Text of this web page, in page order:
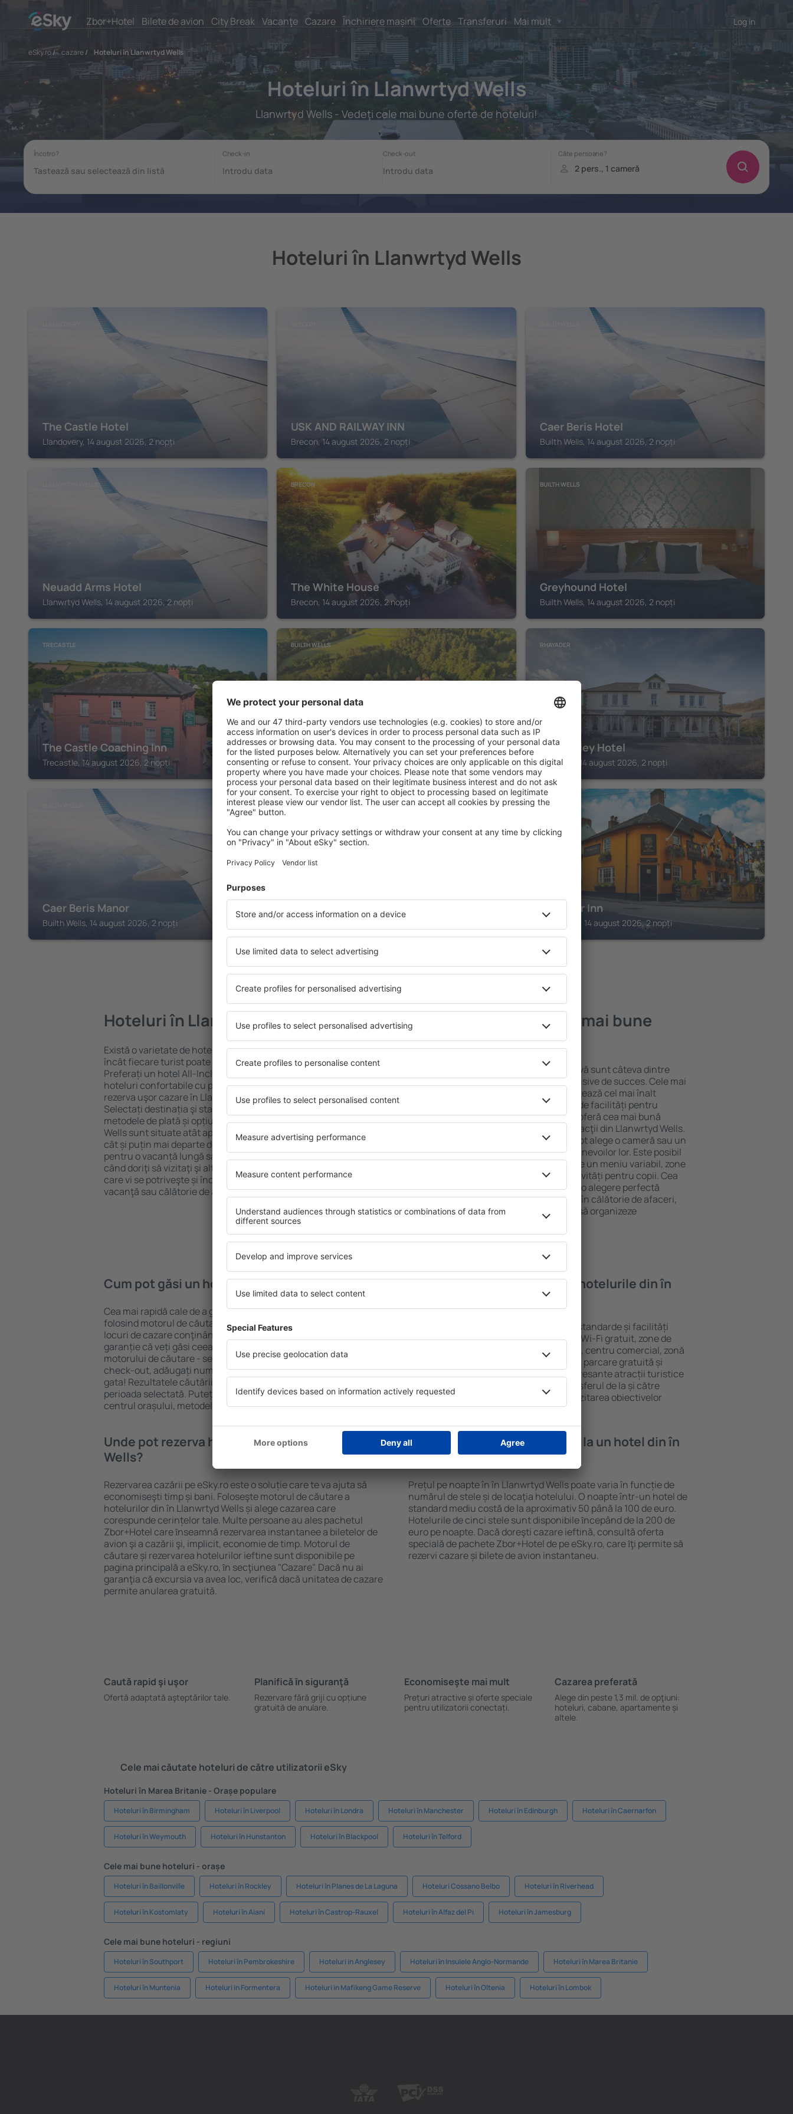
Zbor+Hotel Bilete de avion City Break Vacanţe Cazare Închiriere mașini Oferte Transferuri Mai mult Log in
eSky.ro/ cazare/ Hoteluri în Llanwrtyd Wells
Hoteluri în Llanwrtyd Wells
Llanwrtyd Wells - Vedeţi cele mai bune oferte de hoteluri!
Hoteluri în Llanwrtyd Wells
The Castle Hotel
Llandovery, 14 august 2026, 2 nopți
USK AND RAILWAY INN
Brecon, 14 august 2026, 2 nopți
Caer Beris Hotel
Builth Wells, 14 august 2026, 2 nopți
Neuadd Arms Hotel
Llanwrtyd Wells, 14 august 2026, 2 nopți
BRECON
The White House
Brecon, 14 august 2026, 2 nopți
BUILTH WELLS
Greyhound Hotel
Builth Wells, 14 august 2026, 2 nopți
TRECASTLE
The Castle Coaching Inn
Trecastle, 14 august 2026, 2 nopți
BUILTH WELLS
Caer Beris Manor House B&B
Builth Wells, 14 august 2026, 2 nopți
RHAYADER
Elan Valley Hotel
Rhayader, 14 august 2026, 2 nopți
Caer Beris Manor
Builth Wells, 14 august 2026, 2 nopți
RHAYADER
Elan Valley Hotel
LLANDOVERY
The Bear Inn
Llandovery, 14 august 2026, 2 nopți
Vedeți mai multe hoteluri în Llanwrtyd Wells
Hoteluri în Llanwrtyd Wells
Există o varietate de hoteluri disponibile în Llanwrtyd Wells, astfel
încât fiecare turist poate găsi cazare potrivită nevoilor sale.
Preferați un hotel All-Inclusive cu standarde ȋnalte sau preferați
hoteluri confortabile cu preţuri mici? Cu ajutorul nostru puteți
rezerva uşor cazare în Llanwrtyd Wells} pentru orice buget!
Selectați destinația şi standardul pentru hotel, verificați
metodele de plată și opțiunile de anulare. Hotelurile în Llanwrtyd
Wells sunt situate atât aproape de atracţiile turistice populare,
cât și puțin mai departe de aglomerație. Toate sunt disponibile
pentru o vacanță lungă sau perfecte doar pentru o noapte atunci
când doriţi să vizitaţi şi alte oraşe din apropiere. Alegeți hotelul
care vi se potriveşte și începeți să vă faceți bagajele pentru o
vacanţă sau călătorie de afaceri!
Llanwrtyd Wells – cele mai bune
hoteluri
O varietate de servicii și o locație atractivă sunt câteva dintre
elementele cheie ale unui hotel All-Inclusive de succes. Cele mai
bune hoteluri din Llanwrtyd Wells garantează cel mai înalt
standard pentru servicii și o gamă largă de facilități pentru
oaspeți. O cazare cu standarde ridicate oferă cea mai bună
locație, ȋn apropiere de principalele distracţii din Llanwrtyd Wells.
Oaspeții pot folosi parcarea gratuită și pot alege o cameră sau un
apartament care să corespundă perfect nevoilor lor. Este posibil
ca hotelurile cu standarde ȋnalte să ofere un meniu variabil, zone
de wellness precum spa și fitness, și activități pentru copii. Cea
mai bună cazare în Llanwrtyd Wells este o alegere perfectă
pentru cupluri, familii și persoane aflate în călătorie de afaceri,
precum și pentru companii care doresc să organizeze
evenimente pentru angajații lor.
Cum pot găsi un hotel în Llanwrtyd Wells?
Cea mai rapidă cale de a găsi un hotel în Llanwrtyd Wells este
folosind motorul de căutare cazare eSky. Baza mare de date cu
locuri de cazare conţinând o gamă largă de opţiuni este o
garanție că veți găsi ceea ce căutați. Completați câmpurile
motorului de căutare - selectați locul, alegeți data de check-in și
check-out, adăugați numărul de oaspeți, numărul de camere şi
gata! Rezultatele căutării vă vor arăta cazarea disponibilă ȋn
perioada selectată. Puteți verifica uşor distanța de la hotel ȋn
centrul orașului, metodele de plată și clasificarea hotelului.
Ce fel de facilităţi voi găsi ȋn hotelurile din în
Hotelurile în Llanwrtyd Wells au diferite standarde și facilități
pentru oaspeți. Cele mai frecvente sunt Wi-Fi gratuit, zone de
wellness cu SPA, mini bar/seif în cameră, centru comercial, zonă
de luat masa, zonă de joacă pentru copii, parcare gratuită și
broșuri informative despre cele mai interesante atracții turistice
din zonă. Unele proprietăți includ și transferul de la și către
aeroport. Uneori, acestea încurajează vizitarea obiectivelor
turistice de top în Llanwrtyd Wells.
Unde pot rezerva hoteluri ȋn în Llanwrtyd
Wells?
Rezervarea cazării pe eSky.ro este o soluție care te va ajuta să
economiseşti timp și bani. Foloseşte motorul de căutare a
hotelurilor din în Llanwrtyd Wells și alege cazarea care
corespunde cerințelor tale. Multe persoane au ales pachetul
Zbor+Hotel care ȋnseamnă rezervarea instantanee a biletelor de
avion şi a cazării şi, implicit, economie de timp. Motorul de
căutare și rezervarea hotelurilor ieftine sunt disponibile pe
pagina principală a eSky.ro, ȋn secţiunea "Cazare". Dacă nu ai
garanţia că excursia va avea loc, verifică dacă unitatea de cazare
permite anularea gratuită.
Cât costă o noapte de cazare la un hotel din în
Llanwrtyd Wells?
Prețul pe noapte în în Llanwrtyd Wells poate varia în funcție de
numărul de stele și de locaţia hotelului. O noapte într-un hotel de
standard mediu costă de la aproximativ 50 până la 100 de euro.
Hotelurile de cinci stele sunt disponibile ȋncepând de la 200 de
euro pe noapte. Dacă doreşti cazare ieftină, consultă oferta
specială de pachete Zbor+Hotel de pe eSky.ro, care ȋţi permite să
rezervi cazare și bilete de avion instantaneu.
Caută rapid şi uşor
Ofertă adaptată aşteptărilor tale.
Planifică ȋn siguranţă
Rezervare fără griji cu opțiune
gratuită de anulare.
Economiseşte mai mult
Prețuri atractive și oferte speciale
pentru utilizatorii conectați.
Cazarea preferată
Alege din peste 1,3 mil. de opţiuni:
hoteluri, cabane, apartamente și
altele.
Cele mai căutate hoteluri de către utilizatorii eSky
Hoteluri în Marea Britanie - Orașe populare
Hoteluri în Birmingham Hoteluri în Liverpool Hoteluri în Londra Hoteluri în Manchester Hoteluri în Edinburgh Hoteluri în Caernarfon
Hoteluri în Weymouth Hoteluri în Hunstanton Hoteluri în Blackpool Hoteluri în Telford
Cele mai bune hoteluri - orașe
Hoteluri în Baillonville Hoteluri în Rockley Hoteluri în Planes de La Laguna Hoteluri Cossano Belbo Hoteluri în Riverhead
Hoteluri în Kostomlaty Hoteluri în Aianí Hoteluri în Castrop-Rauxel Hoteluri în Alfaz del Pi Hoteluri în Jamesburg
Cele mai bune hoteluri - regiuni
Hoteluri în Southport Hoteluri în Pembrokeshire Hoteluri in Anglesey Hoteluri ȋn Insulele Anglo-Normande Hoteluri în Marea Britanie
Hoteluri în Muntenia Hoteluri in Formentera Hoteluri in Mafikeng Game Reserve Hoteluri în Oltenia Hoteluri în Lombok